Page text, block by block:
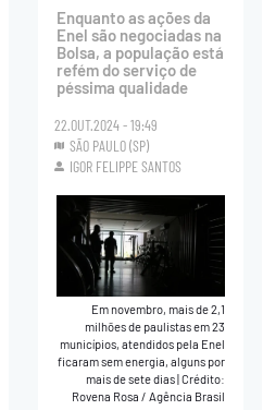
Enquanto as ações da
Enel são negociadas na
Bolsa, a população está
refém do serviço de
péssima qualidade
22.OUT.2024 - 19:49
SÃO PAULO (SP)
IGOR FELIPPE SANTOS
Em novembro, mais de 2,1
milhões de paulistas em 23
municípios, atendidos pela Enel
ficaram sem energia, alguns por
mais de sete dias|Crédito:
Rovena Rosa / Agência Brasil